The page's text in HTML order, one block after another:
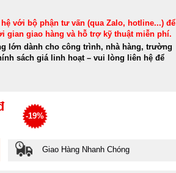
hệ với bộ phận tư vấn (qua Zalo, hotline...) để
gian giao hàng và hỗ trợ kỹ thuật miễn phí.
lớn dành cho công trình, nhà hàng, trường
sách giá linh hoạt – vui lòng liên hệ để
-19%
Giao Hàng Nhanh Chóng